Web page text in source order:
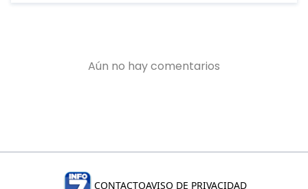
CONTACTOAVISO DE PRIVACIDAD